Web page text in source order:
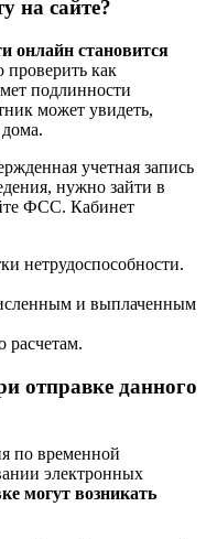
на сайте?
онлайн становится
как
подлинности
может увидеть,
учетная запись
нужно зайти в
ФСС. Кабинет
нетрудоспособности.
и выплаченным
расчетам.
отправке данного
по временной
электронных
могут возникать